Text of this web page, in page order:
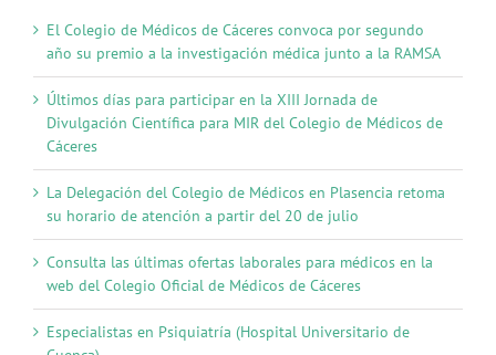
El Colegio de Médicos de Cáceres convoca por segundo
año su premio a la investigación médica junto a la RAMSA
Últimos días para participar en la XIII Jornada de
Divulgación Científica para MIR del Colegio de Médicos de
Cáceres
La Delegación del Colegio de Médicos en Plasencia retoma
su horario de atención a partir del 20 de julio
Consulta las últimas ofertas laborales para médicos en la
web del Colegio Oficial de Médicos de Cáceres
Especialistas en Psiquiatría (Hospital Universitario de